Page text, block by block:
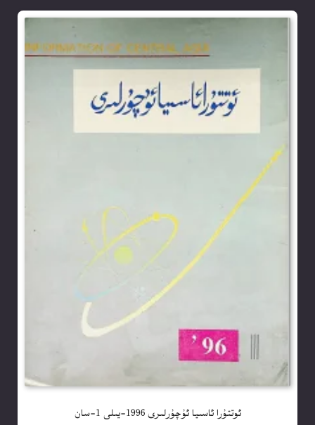
ئوتتۇرا ئاسىيا ئۇچۇرلىرى 1996-يىلى 1-سان